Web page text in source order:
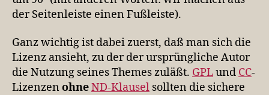
der Seitenleiste einen Fußleiste).
Ganz wichtig ist dabei zuerst, daß man sich die
Lizenz ansieht, zu der der ursprüngliche Autor
die Nutzung seines Themes zuläßt. GPLund CC-
Lizenzen ohneND-Klausel sollten die sichere